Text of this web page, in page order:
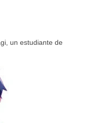
un estudiante de